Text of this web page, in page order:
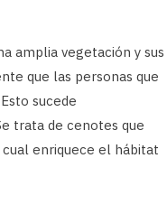
amplia vegetación y sus
que las personas que
sucede
trata de cenotes que
enriquece el hábitat